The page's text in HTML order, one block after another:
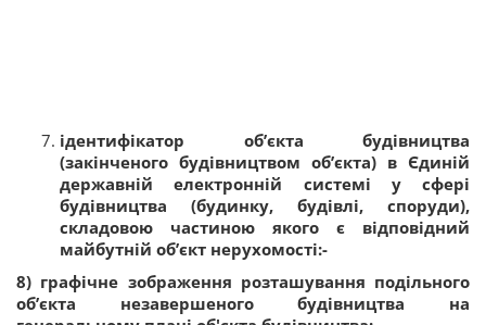
ідентифікатор об’єкта будівництва
(закінченого будівництвом об’єкта) в Єдиній
державній електронній системі у сфері
будівництва (будинку, будівлі, споруди),
складовою частиною якого є відповідний
майбутній об’єкт нерухомості:-
8) графічне зображення розташування подільного
об’єкта незавершеного будівництва на